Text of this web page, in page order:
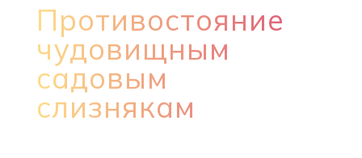
Противостояние
чудовищным
садовым
слизнякам